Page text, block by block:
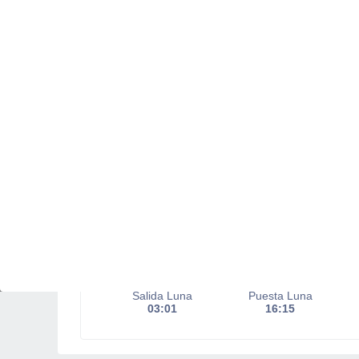
Salida Luna
03:01
Puesta Luna
16:15